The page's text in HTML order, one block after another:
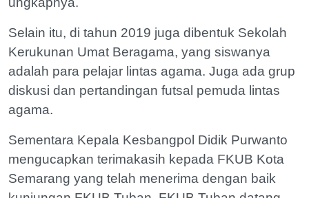
Selain itu, di tahun 2019 juga dibentuk Sekolah
Kerukunan Umat Beragama, yang siswanya
adalah para pelajar lintas agama. Juga ada grup
diskusi dan pertandingan futsal pemuda lintas
agama.
Sementara Kepala Kesbangpol Didik Purwanto
mengucapkan terimakasih kepada FKUB Kota
Semarang yang telah menerima dengan baik